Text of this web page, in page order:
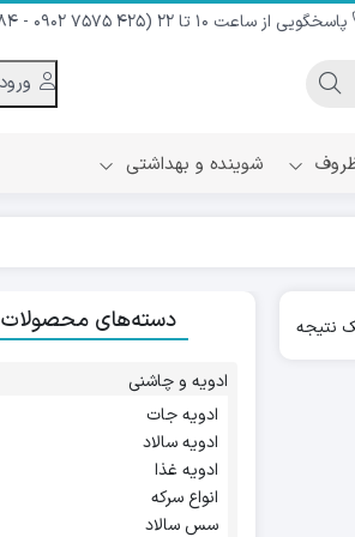
پاسخگویی از ساعت 10 تا 22 (425 7575 0902 - 02191016284)
سرد
شوینده و بهداشتی
نتیجه دسته‌های محصولات
ادویه و چاشنی
ادویه جات
ادویه سالاد
ادویه غذا
انواع سرکه
سس سالاد